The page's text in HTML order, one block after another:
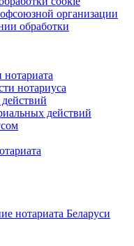
организации
обработки
нотариуса
действий
нотариата Беларуси